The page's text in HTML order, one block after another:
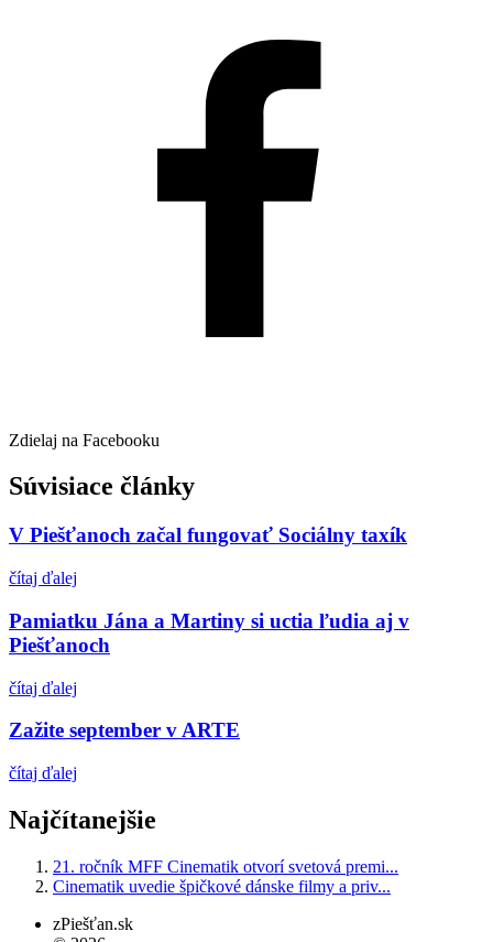
Zdielaj na Facebooku
Súvisiace články
V Piešťanoch začal fungovať Sociálny taxík
čítaj ďalej
Pamiatku Jána a Martiny si uctia ľudia aj v
Piešťanoch
čítaj ďalej
Zažite september v ARTE
čítaj ďalej
Najčítanejšie
21. ročník MFF Cinematik otvorí svetová premi...
Cinematik uvedie špičkové dánske filmy a priv...
zPiešťan.sk